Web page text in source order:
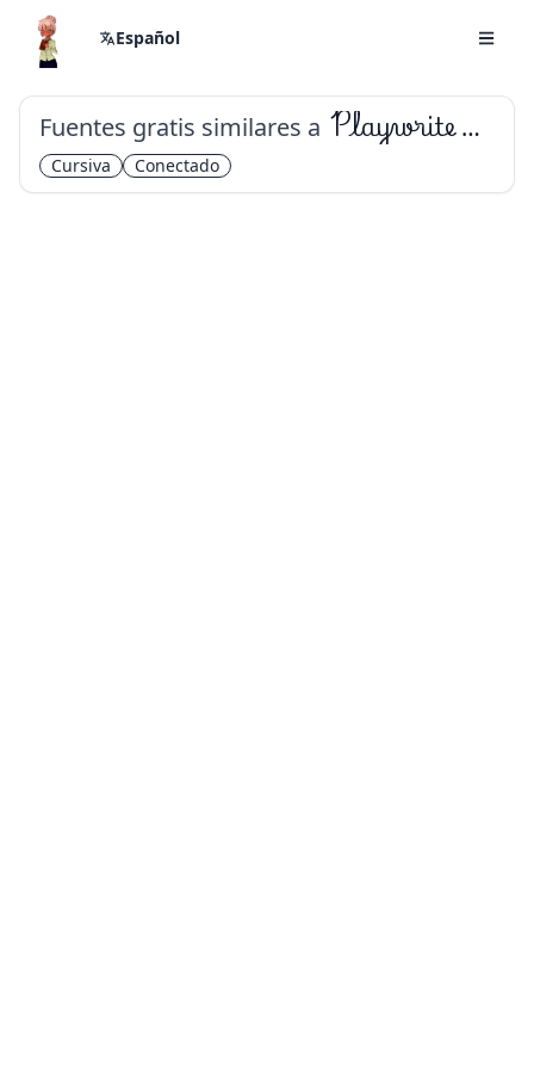
Español
Fuentes gratis similares a Playwrite ES Deco
Cursiva Conectado